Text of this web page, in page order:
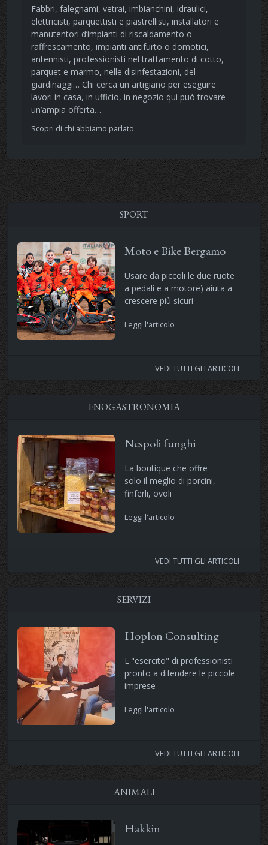
Fabbri, falegnami, vetrai, imbianchini, idraulici,
elettricisti, parquettisti e piastrellisti, installatori e
manutentori d’impianti di riscaldamento o
raffrescamento, impianti antifurto o domotici,
antennisti, professionisti nel trattamento di cotto,
parquet e marmo, nelle disinfestazioni, del
giardinaggi… Chi cerca un artigiano per eseguire
lavori in casa, in ufficio, in negozio qui può trovare
un’ampia offerta…
Scopri di chi abbiamo parlato
SPORT
Moto e Bike Bergamo
Usare da piccoli le due ruote
a pedali e a motore) aiuta a
crescere più sicuri
Leggi l'articolo
VEDI TUTTI GLI ARTICOLI
ENOGASTRONOMIA
Nespoli funghi
La boutique che offre
solo il meglio di porcini,
finferli, ovoli
Leggi l'articolo
VEDI TUTTI GLI ARTICOLI
SERVIZI
Hoplon Consulting
L'"esercito" di professionisti
pronto a difendere le piccole
imprese
Leggi l'articolo
VEDI TUTTI GLI ARTICOLI
ANIMALI
Hakkin